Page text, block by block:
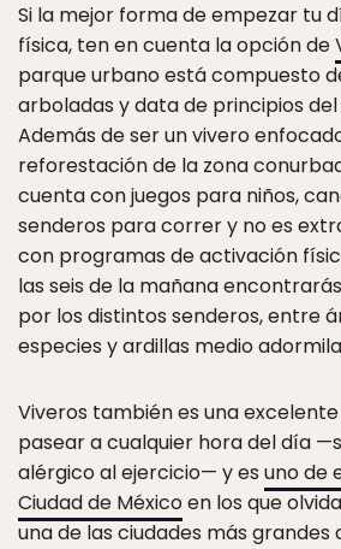
Si la mejor forma de empezar tu
física, ten en cuenta la opción de
parque urbano está compuesto
arboladas y data de principios del
Además de ser un vivero
reforestación de la zona
cuenta con juegos para niños,
senderos para correr y no es
con programas de activación
las seis de la mañana
por los distintos senderos, entre
especies y ardillas medio
Viveros también es una
pasear a cualquier hora del día
alérgico al ejercicio— y es uno de
Ciudad de Méxicoen los que
una de las ciudades más grandes